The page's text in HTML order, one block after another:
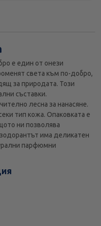
е един от онези
света към по-добро,
за природата. Този
съставки.
лесна за нанасяне.
тип кожа. Опаковката е
ни позволява
има деликатен
парфюмни